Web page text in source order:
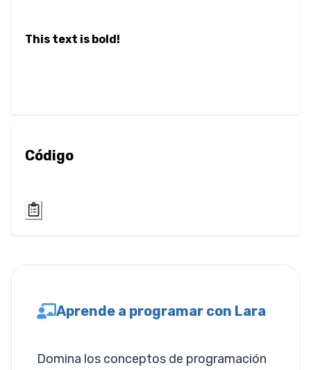
Color del Texto
Contraste
Rotación de
Invertir
This text is bold!
Código
Aprende a programar con Lara
Domina los conceptos de programación